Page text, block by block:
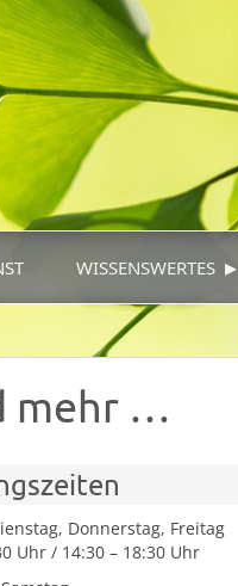
WISSENSWERTES ▸
mehr …
Donnerstag, Freitag
Uhr / 14:30 – 18:30 Uhr